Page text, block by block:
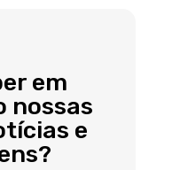
em
nossas
e